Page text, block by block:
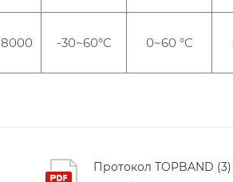
8000 -30~60°C 0~60 °C
Протокол TOPBAND (3)